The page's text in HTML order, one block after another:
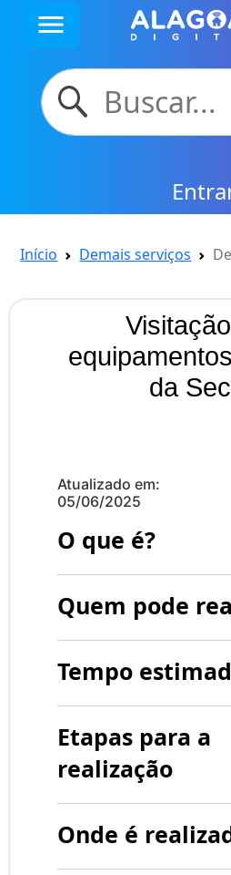
menu
Início Demais serviços
da
Atualizado em:
05/06/2025
O que é?
Quem pode
Tempo
Etapas para a
realização
Onde é